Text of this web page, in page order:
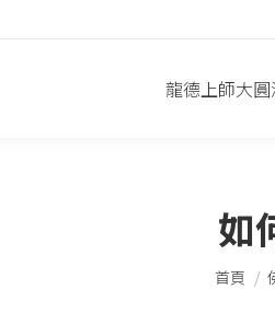
龍德上師大
如
您在
首頁